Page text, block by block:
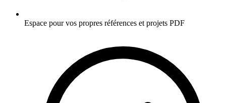
Espace pour vos propres références et projets PDF